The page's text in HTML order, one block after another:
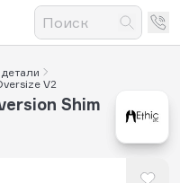
V2
Shim